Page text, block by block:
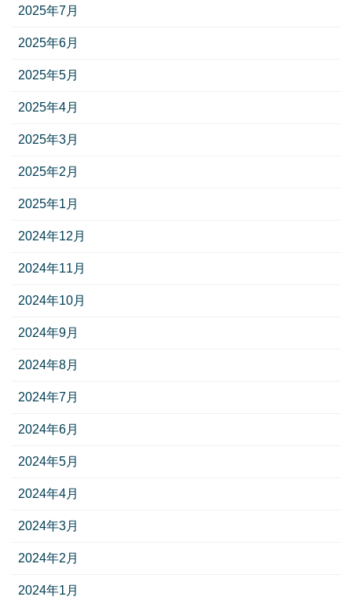
2025年7月
2025年6月
2025年5月
2025年4月
2025年3月
2025年2月
2025年1月
2024年12月
2024年11月
2024年10月
2024年9月
2024年8月
2024年7月
2024年6月
2024年5月
2024年4月
2024年3月
2024年2月
2024年1月